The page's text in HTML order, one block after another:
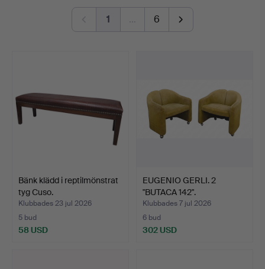
Auctions
1 … 6
Bänk klädd i reptilmönstrat
tyg Cuso.
Klubbades 23 jul 2026
5 bud
58 USD
EUGENIO GERLI. 2
"BUTACA 142".
ORIGINALKLÄ…
Klubbades 7 jul 2026
6 bud
302 USD